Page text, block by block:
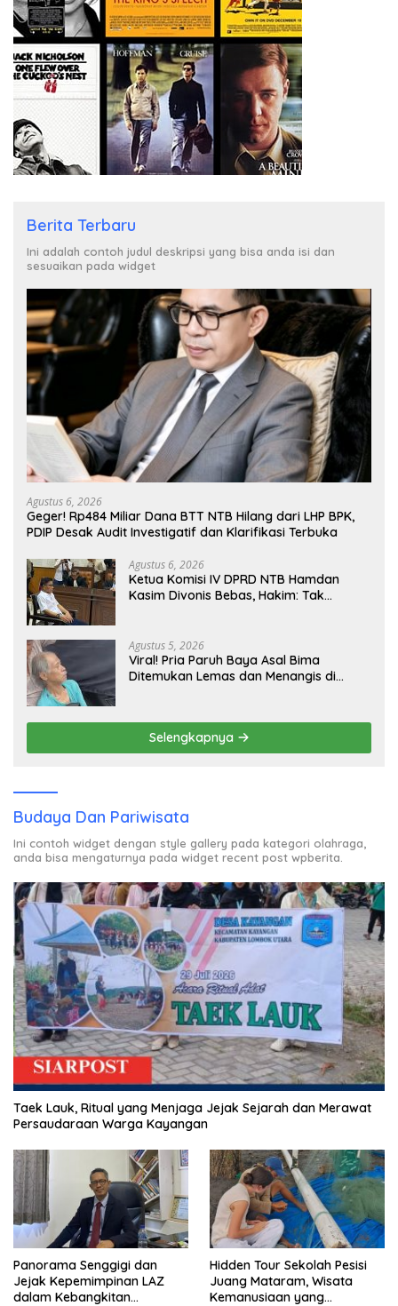
Berita Terbaru
Ini adalah contoh judul deskripsi yang bisa anda isi dan
sesuaikan pada widget
Agustus 6, 2026
Geger! Rp484 Miliar Dana BTT NTB Hilang dari LHP BPK,
PDIP Desak Audit Investigatif dan Klarifikasi Terbuka
Agustus 6, 2026
Ketua Komisi IV DPRD NTB Hamdan
Kasim Divonis Bebas, Hakim: Tak
Agustus 5, 2026
Viral! Pria Paruh Baya Asal Bima
Ditemukan Lemas dan Menangis di
Selengkapnya
Budaya Dan Pariwisata
Ini contoh widget dengan style gallery pada kategori olahraga,
anda bisa mengaturnya pada widget recent post wpberita.
Taek Lauk, Ritual yang Menjaga Jejak Sejarah dan Merawat
Persaudaraan Warga Kayangan
Panorama Senggigi dan
Jejak Kepemimpinan LAZ
dalam Kebangkitan
Hidden Tour Sekolah Pesisi
Juang Mataram, Wisata
Kemanusiaan yang